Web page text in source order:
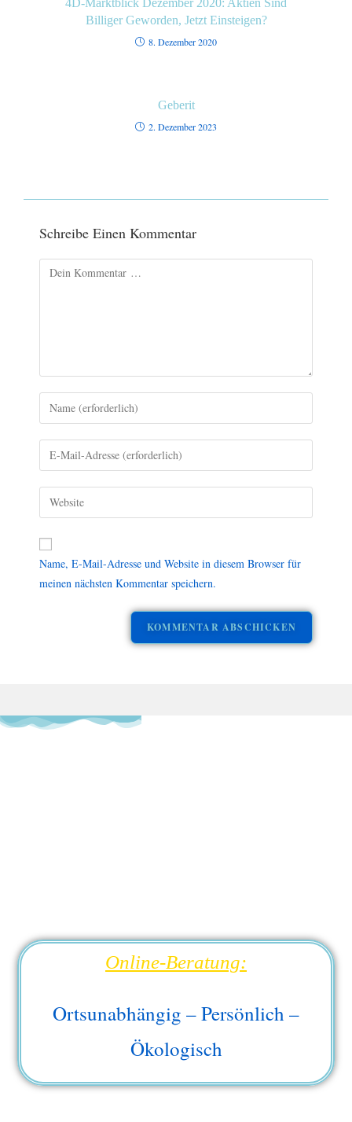
Billiger Geworden, Jetzt Einsteigen?
8. Dezember 2020
Geberit
2. Dezember 2023
Schreibe Einen Kommentar
Name, E-Mail-Adresse und Website in diesem Browser für
meinen nächsten Kommentar speichern.
Online-Beratung:
Ortsunabhängig – Persönlich –
Ökologisch